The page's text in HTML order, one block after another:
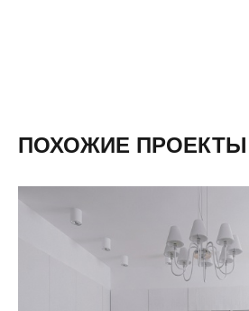
ПОХОЖИЕ ПРОЕКТЫ